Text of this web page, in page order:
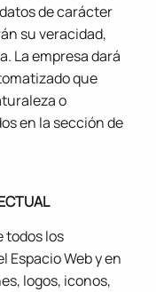
de carácter
su veracidad,
La empresa dará
que
o
en la sección de
todos los
Espacio Web y en
logos, iconos,